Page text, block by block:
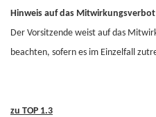
Hinweis auf das Mitwirkungsverbot
Der Vorsitzende weist auf das
beachten, sofern es im Einzelfall
zu TOP 1.3